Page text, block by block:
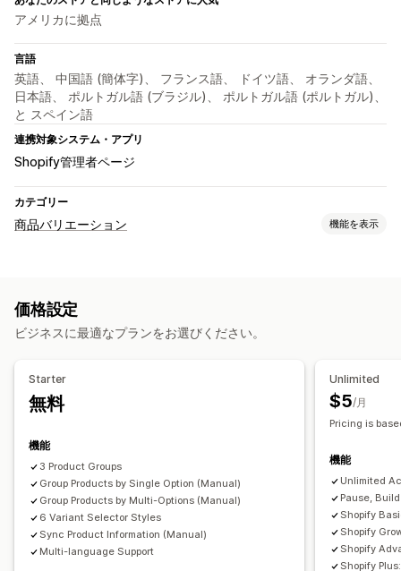
アメリカに拠点
言語
英語、 中国語 (簡体字)、 フランス語、 ドイツ語、 オランダ語、
日本語、 ポルトガル語 (ブラジル)、 ポルトガル語 (ポルトガル)、
と スペイン語
連携対象システム・アプリ
Shopify管理者ページ
カテゴリー
商品バリエーション 機能を表示
インポートとエクスポート
価格設定
ビジネスに最適なプランをお選びください。
Starter
無料
機能
3 Product Groups
Group Products by Single Option (Manual)
Group Products by Multi-Options (Manual)
6 Variant Selector Styles
Sync Product Information (Manual)
Multi-language Support
Unlimited
$5/月
Pricing is
機能
Unlimited
Pause,
Shopify
Shopify
Shopify
Shopify